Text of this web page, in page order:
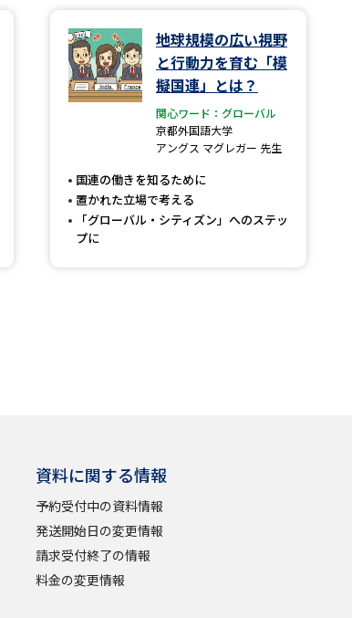
地球規模の広い視野
と行動力を育む「模
擬国連」とは？
関心ワード：グローバル
京都外国語大学
アングス マグレガー 先生
国連の働きを知るために
置かれた立場で考える
「グローバル・シティズン」へのステッ
プに
資料に関する情報
予約受付中の資料情報
発送開始日の変更情報
請求受付終了の情報
料金の変更情報